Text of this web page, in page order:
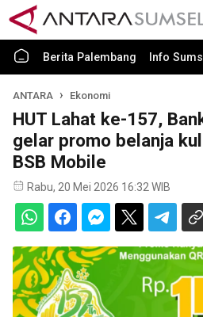
Berita Palembang Info
ANTARA Ekonomi
HUT Lahat ke-157,
gelar promo belanja
BSB Mobile
Rabu, 20 Mei 2026 16:32 WIB